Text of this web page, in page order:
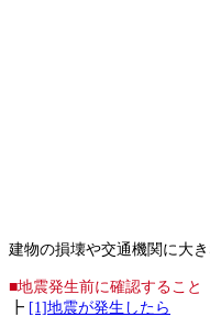
建物の損壊や交通機関に大
■地震発生前に確認すること
┣ [1]地震が発生したら